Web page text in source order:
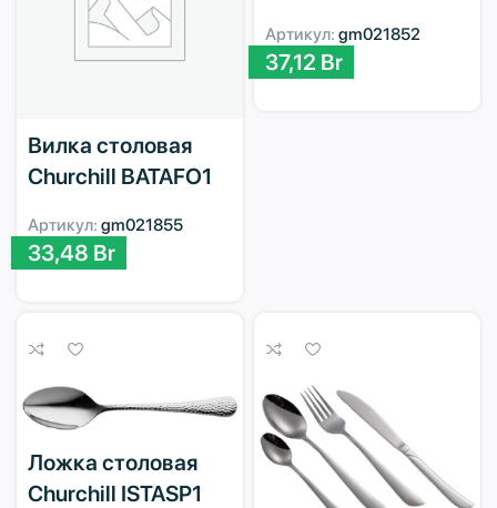
Вилка столовая
Churchill BATAFO1
Артикул: gm021855
33,48 Br
Артикул: gm021852
37,12 Br
Ложка столовая
Churchill ISTASP1